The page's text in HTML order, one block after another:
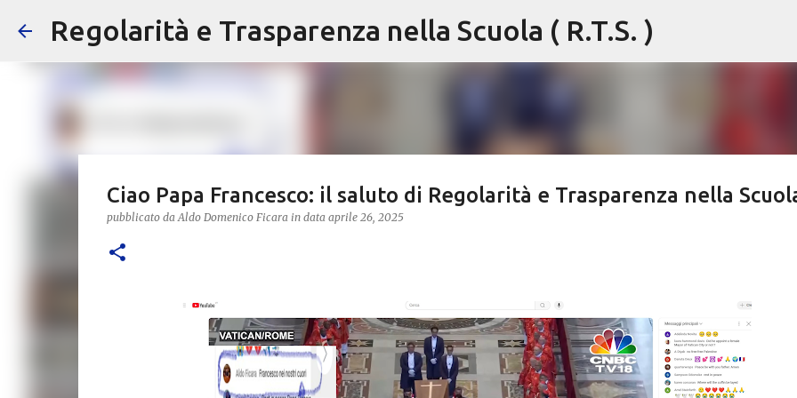
Passa ai contenuti principali
Regolarità e Trasparenza nella Scuola ( R.T.S. )
Ciao Papa Francesco: il saluto di Regolarità e Trasparenza nella
pubblicato daAldo Domenico Ficara in data aprile 26, 2025